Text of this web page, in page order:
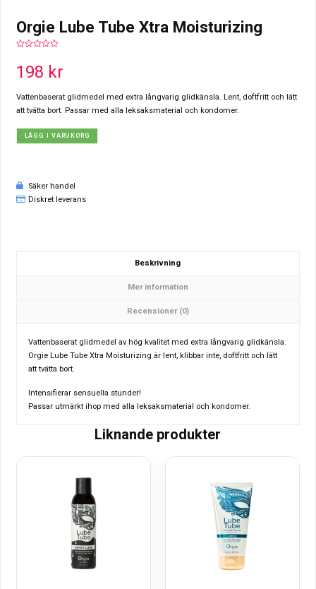
Orgie Lube Tube Xtra Moisturizing
of
5
198 kr
Vattenbaserat glidmedel med extra långvarig glidkänsla. Lent, doftfritt och lätt
att tvätta bort. Passar med alla leksaksmaterial och kondomer.
LÄGG I VARUKORG
Säker handel
Diskret leverans
Beskrivning
Mer information
Recensioner (0)
Vattenbaserat glidmedel av hög kvalitet med extra långvarig glidkänsla.
Orgie Lube Tube Xtra Moisturizing är lent, klibbar inte, doftfritt och lätt
att tvätta bort.
Intensifierar sensuella stunder!
Passar utmärkt ihop med alla leksaksmaterial och kondomer.
Liknande produkter